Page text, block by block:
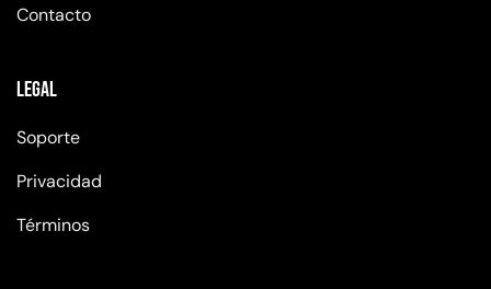
Contacto
Legal
Soporte
Privacidad
Términos